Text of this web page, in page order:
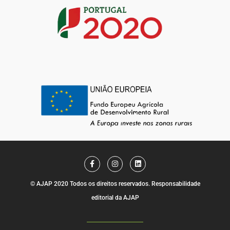
F
a
c
e
b
o
o
f
I
n
s
t
a
g
r
L
i
n
k
e
d
© AJAP 2020 Todos os direitos reservados. Responsabilidade
editorial da AJAP